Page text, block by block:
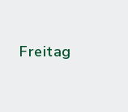
Freitag